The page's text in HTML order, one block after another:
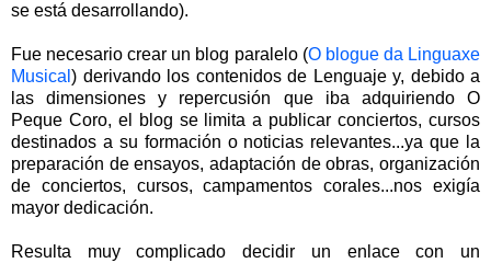
se está desarrollando).
Fue necesario crear un blog paralelo (O blogue da Linguaxe
Musical ) derivando los contenidos de Lenguaje y, debido a
las dimensiones y repercusión que iba adquiriendo O
Peque Coro, el blog se limita a publicar conciertos, cursos
destinados a su formación o noticias relevantes...ya que la
preparación de ensayos, adaptación de obras, organización
de conciertos, cursos, campamentos corales...nos exigía
mayor dedicación.
Resulta muy complicado decidir un enlace con un